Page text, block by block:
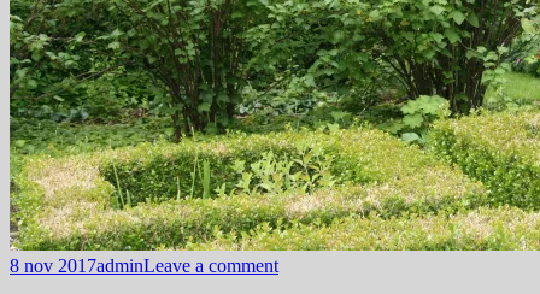
8 nov 2017adminLeave a comment